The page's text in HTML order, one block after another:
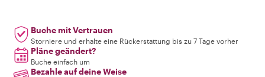
Buche mit Vertrauen
Storniere und erhalte eine Rückerstattung bis zu 7 Tage vorher
Pläne geändert?
Buche einfach um
Bezahle auf deine Weise